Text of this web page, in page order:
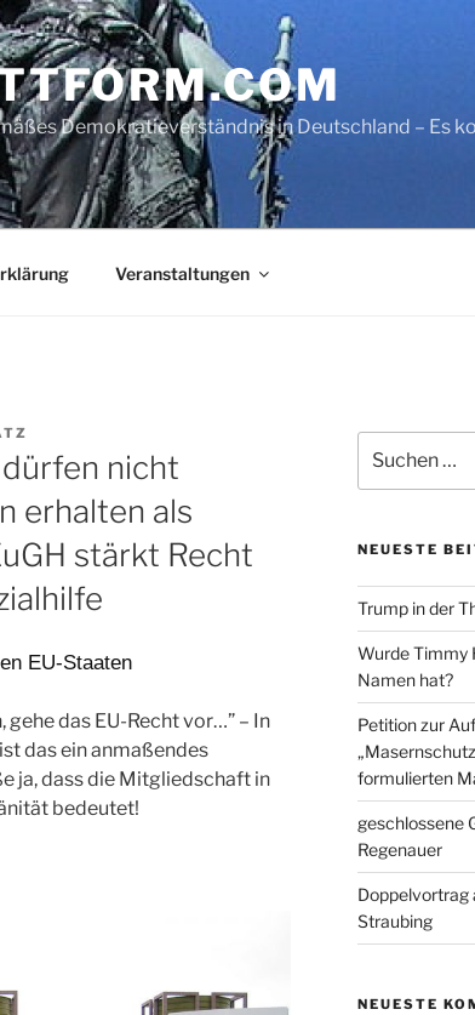
Demokratieverständnis in Deutschland – Es
Veranstaltungen
nicht
erhalten als
stärkt Recht
EU-Staaten
das EU-Recht vor…” – In
das ein anmaßendes
ja, dass die Mitgliedschaft in
bedeutet!
nach:
NEUESTE
Trump in der
Wurde Timmy
Namen hat?
Petition zur
formulierten
geschlossene
Regenauer
Doppelvortrag
Straubing
NEUESTE